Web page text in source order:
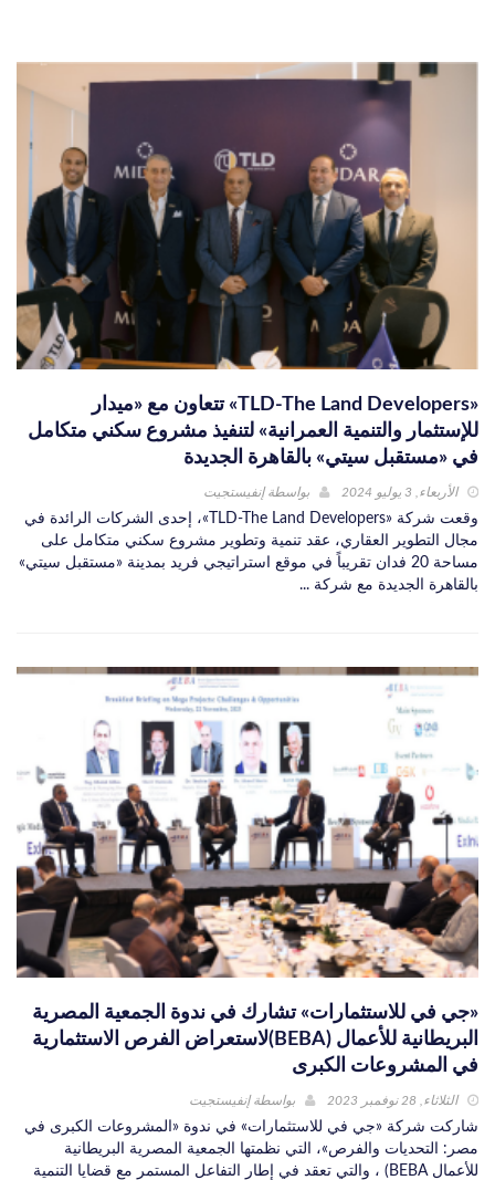
«TLD-The Land Developers» تتعاون مع «ميدار
للإستثمار والتنمية العمرانية» لتنفيذ مشروع سكني متكامل
في «مستقبل سيتي» بالقاهرة الجديدة
الأربعاء, 3 يوليو 2024 بواسطةإنفيستجيت
وقعت شركة «TLD-The Land Developers»، إحدى الشركات الرائدة في
مجال التطوير العقاري، عقد تنمية وتطوير مشروع سكني متكامل على
مساحة 20 فدان تقريباً في موقع استراتيجي فريد بمدينة «مستقبل سيتي»
بالقاهرة الجديدة مع شركة ...
«جي في للاستثمارات» تشارك في ندوة الجمعية المصرية
البريطانية للأعمال (BEBA)لاستعراض الفرص الاستثمارية
في المشروعات الكبرى
الثلاثاء, 28 نوفمبر 2023 بواسطةإنفيستجيت
شاركت شركة «جي في للاستثمارات» في ندوة «المشروعات الكبرى في
مصر: التحديات والفرص»، التي نظمتها الجمعية المصرية البريطانية
للأعمال BEBA) ، والتي تعقد في إطار التفاعل المستمر مع قضايا التنمية